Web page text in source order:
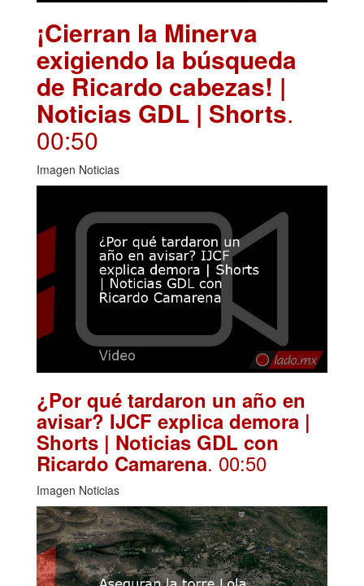
¡Cierran la Minerva
exigiendo la búsqueda
de Ricardo cabezas! |
Noticias GDL | Shorts.
00:50
Imagen Noticias
¿Por qué tardaron un año en
avisar? IJCF explica demora |
Shorts | Noticias GDL con
Ricardo Camarena. 00:50
Imagen Noticias